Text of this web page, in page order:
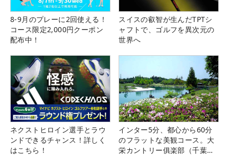
8-9月のプレーに2回使える！
コース限定2,000円クーポン
配布中！
スイスの叡智が生んだTPTシ
ャフトで、ゴルフを異次元の
世界へ
ネクストヒロイン選手とラウ
ンドできるチャンス！詳しく
はこちら！
インター5分、都心から60分
のフラットな美観コース。大
栄カントリー俱楽部（千葉